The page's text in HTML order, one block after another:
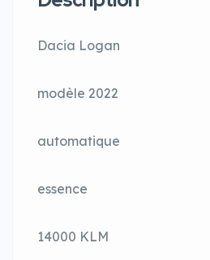
Dacia Logan
modèle 2022
automatique
essence
14000 KLM